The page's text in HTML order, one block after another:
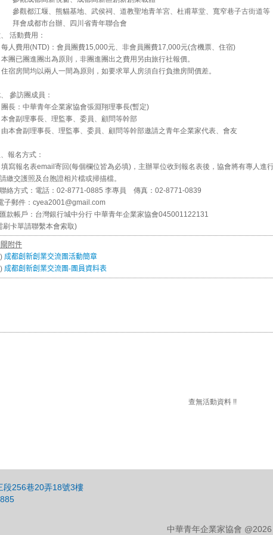
參觀都江堰、熊貓基地、武侯祠、道教聖地青羊宮、杜甫草堂、寬窄巷子古街道等
拜會成都市台辦、四川省青年聯合會
活動費用：
每人費用(NTD)：會員團費15,000元、非會員團費17,000元(含機票、住宿)
團已團進團出為原則，非團進團出之費用另由旅行社報價。
宿房間均以兩人一間為原則，如要求單人房須自行負擔房間價差。
參訪團成員：
團長：中華青年企業家協會張淵翔理事長(暫定)
本會副理事長、理監事、委員、顧問等幹部
由本會副理事長、理監事、委員、顧問等幹部邀請之青年企業家代表、會友
報名方式：
填寫報名表email寄回(每個欄位皆為必填)，主辦單位收到報名表後，協會將有專人進
繳交護照及台胞證相片檔或掃描檔。
絡方式：電話：02-8771-0885 李專員 傳真：02-8771-0839
子郵件：cyea2001@gmail.com
款帳戶：台灣銀行城中分行 中華青年企業家協會045001122131
刷卡單請聯繫本會索取)
附件
成都創新創業交流團活動簡章
成都創新創業交流團-團員資料表
查無活動資料 !!
段256巷20弄18號3樓
中華青年企業家協會